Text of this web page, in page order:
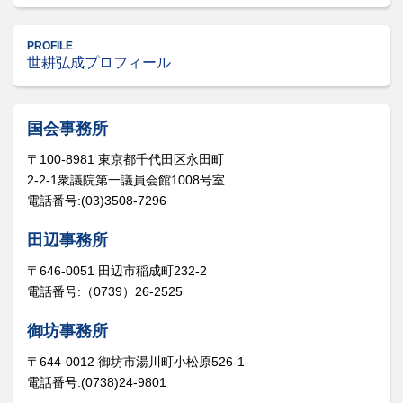
PROFILE
世耕弘成プロフィール
国会事務所
〒100-8981 東京都千代田区永田町
2-2-1衆議院第一議員会館1008号室
電話番号:(03)3508-7296
田辺事務所
〒646-0051 田辺市稲成町232-2
電話番号:（0739）26-2525
御坊事務所
〒644-0012 御坊市湯川町小松原526-1
電話番号:(0738)24-9801